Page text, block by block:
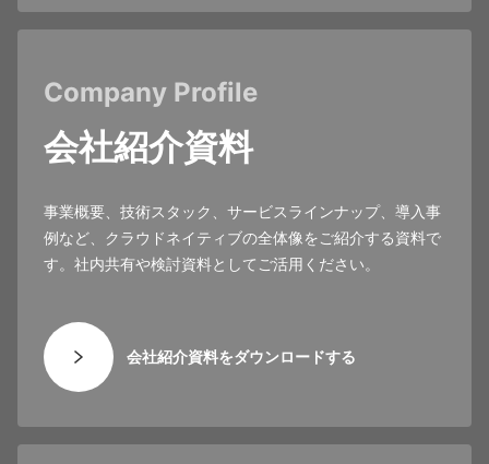
Company Profile
会社紹介資料
事業概要、技術スタック、サービスラインナップ、導入事
例など、クラウドネイティブの全体像をご紹介する資料で
す。社内共有や検討資料としてご活用ください。
会社紹介資料をダウンロードする